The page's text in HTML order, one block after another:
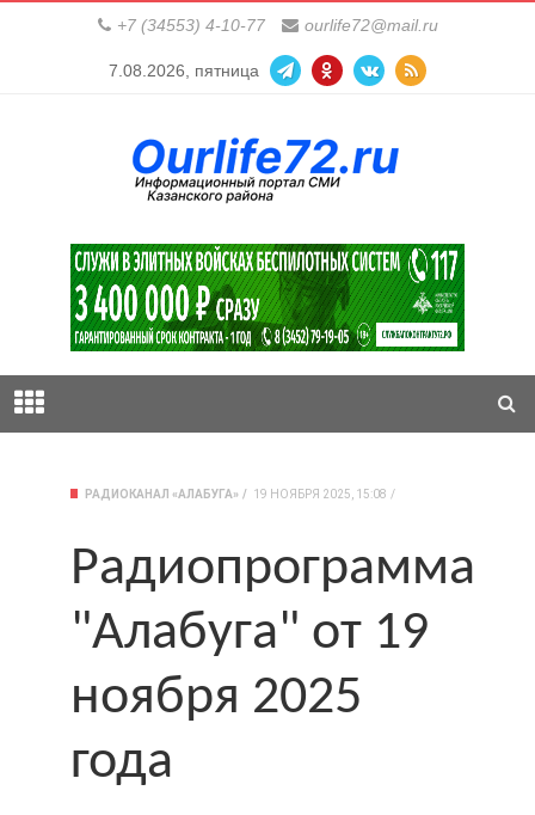
+7 (34553) 4-10-77 ourlife72@mail.ru
7.08.2026, пятница
РАДИОКАНАЛ «АЛАБУГА» 19 НОЯБРЯ 2025, 15:08
Радиопрограмма
"Алабуга" от 19
ноября 2025
года